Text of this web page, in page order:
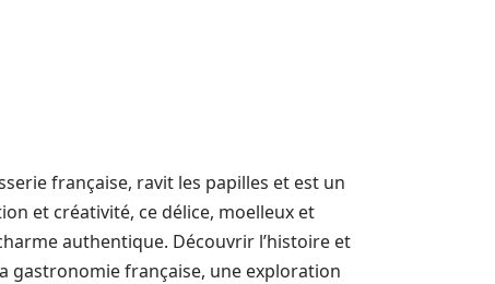
française, ravit les papilles et est un
et créativité, ce délice, moelleux et
authentique. Découvrir l’histoire et
gastronomie française, une exploration